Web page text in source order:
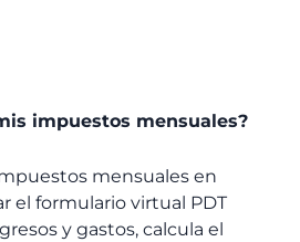
impuestos mensuales?
mensuales en
el formulario virtual PDT
y gastos, calcula el